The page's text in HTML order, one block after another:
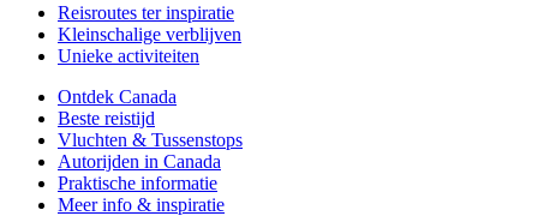
Reisroutes ter inspiratie
Kleinschalige verblijven
Unieke activiteiten
Ontdek Canada
Beste reistijd
Vluchten & Tussenstops
Autorijden in Canada
Praktische informatie
Meer info & inspiratie